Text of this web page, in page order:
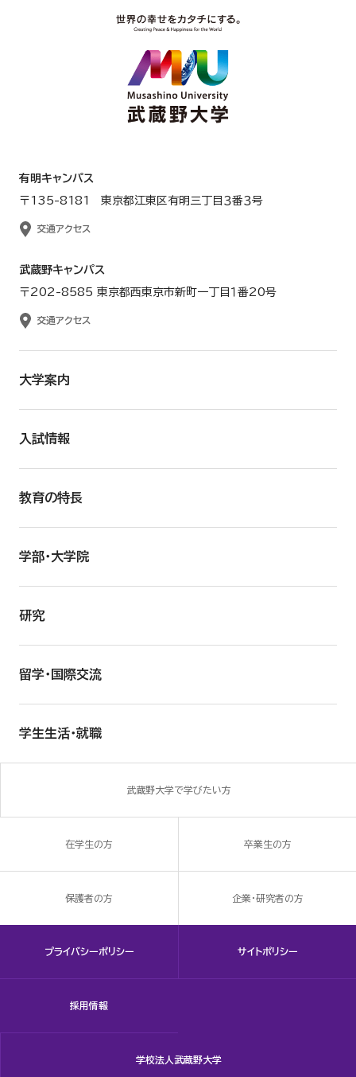
有明キャンパス
〒135-8181 東京都江東区有明三丁目３番３号
交通アクセス
武蔵野キャンパス
〒202-8585 東京都西東京市新町一丁目１番20号
交通アクセス
大学案内
入試情報
教育の特長
学部・大学院
研究
留学・国際交流
学生生活・就職
武蔵野大学で学びたい方
在学生の方 卒業生の方
保護者の方 企業・研究者の方
プライバシーポリシー サイトポリシー
採用情報
学校法人武蔵野大学